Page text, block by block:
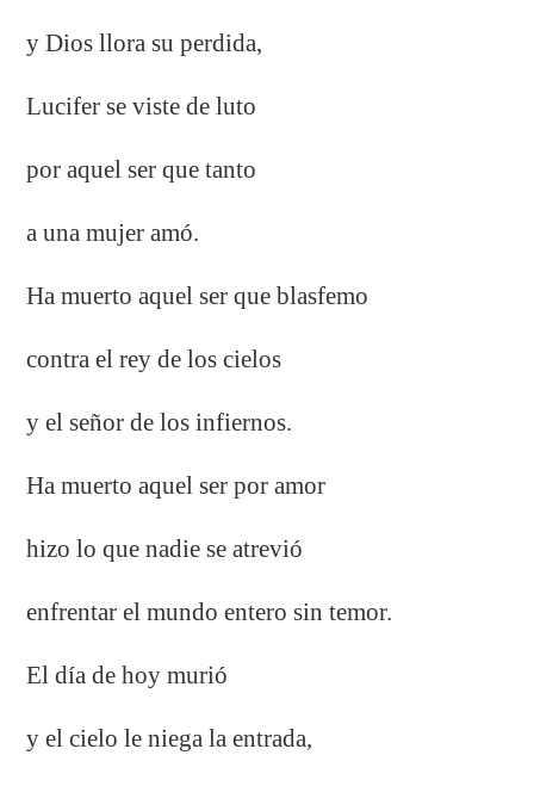
y Dios llora su perdida,
Lucifer se viste de luto
por aquel ser que tanto
a una mujer amó.
Ha muerto aquel ser que blasfemo
contra el rey de los cielos
y el señor de los infiernos.
Ha muerto aquel ser por amor
hizo lo que nadie se atrevió
enfrentar el mundo entero sin temor.
El día de hoy murió
y el cielo le niega la entrada,